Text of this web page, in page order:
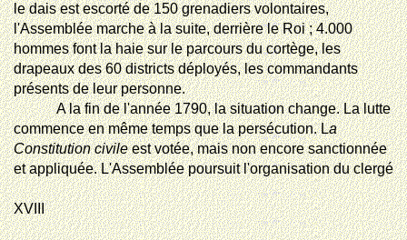
le dais est escorté de 150 grenadiers volontaires,
l'Assemblée marche à la suite, derrière le Roi ; 4.000
hommes font la haie sur le parcours du cortège, les
drapeaux des 60 districts déployés, les commandants
présents de leur personne.
A la fin de l'année 1790, la situation change. La lutte
commence en même temps que la persécution. La
Constitution civileest votée, mais non encore sanctionnée
et appliquée. L'Assemblée poursuit l'organisation du clergé
XVIII